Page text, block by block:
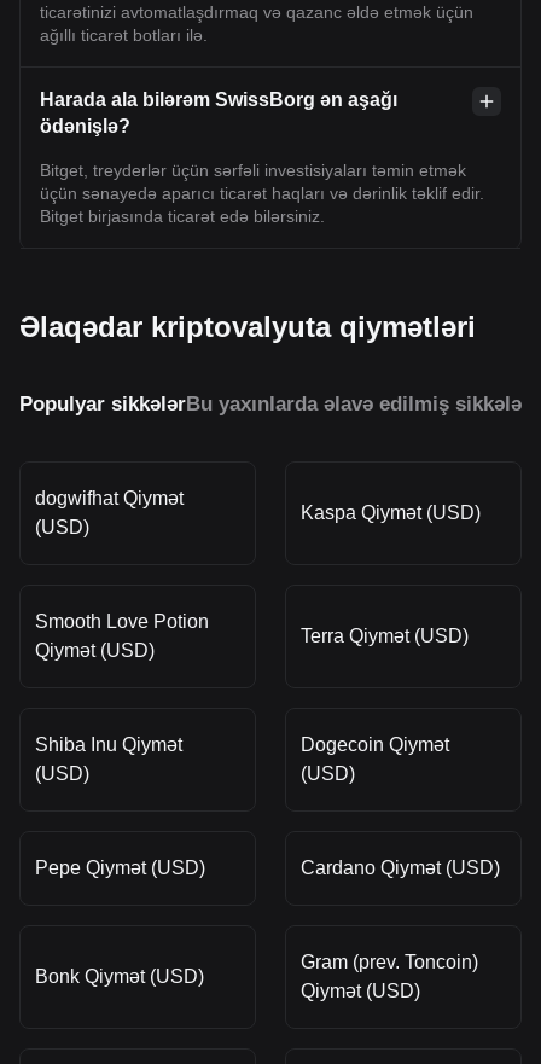
ticarətinizi avtomatlaşdırmaq və qazanc əldə etmək üçün
ağıllı ticarət botları ilə.
Harada ala bilərəm SwissBorg ən aşağı
ödənişlə?
Bitget, treyderlər üçün sərfəli investisiyaları təmin etmək
üçün sənayedə aparıcı ticarət haqları və dərinlik təklif edir.
Bitget birjasında ticarət edə bilərsiniz.
Əlaqədar kriptovalyuta qiymətləri
Populyar sikkələrBu yaxınlarda əlavə edilmiş sikkələr
dogwifhat Qiymət
(USD)
Kaspa Qiymət (USD)
Smooth Love Potion
Qiymət (USD)
Terra Qiymət (USD)
Shiba Inu Qiymət
(USD)
Dogecoin Qiymət
(USD)
Pepe Qiymət (USD) Cardano Qiymət (USD)
Bonk Qiymət (USD)
Gram (prev. Toncoin)
Qiymət (USD)